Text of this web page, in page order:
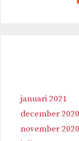
januari 2021
december 2020
november 2020